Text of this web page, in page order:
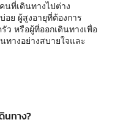
นที่เดินทางไปต่าง
อย ผู้สูงอายุที่ต้องการ
ว หรือผู้ที่ออกเดินทางเพื่อ
ทางอย่างสบายใจและ
นทาง?